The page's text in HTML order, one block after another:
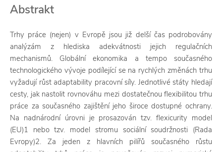
Abstrakt
Trhy práce (nejen) v Evropě jsou již delší čas podrobovány
analýzám z hlediska adekvátnosti jejich regulačních
mechanismů. Globální ekonomika a tempo současného
technologického vývoje podílející se na rychlých změnách trhu
vyžadují růst adaptability pracovní síly. Jednotlivé státy hledají
cesty, jak nastolit rovnováhu mezi dostatečnou flexibilitou trhu
práce za současného zajištění jeho široce dostupné ochrany.
Na nadnárodní úrovni je prosazován tzv. flexicurity model
(EU)1 nebo tzv. model stromu sociální soudržnosti (Rada
Evropy)2. Za jeden z hlavních pilířů současného růstu